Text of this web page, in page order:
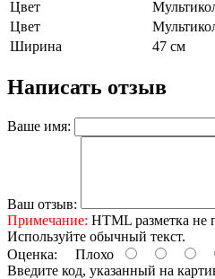
Цвет
Цвет
Ширина
47 см
Написать отзыв
Ваше имя:
Ваш отзыв:
Примечание: HTML разметка не
Используйте обычный текст.
Оценка: Плохо
Введите код, указанный на